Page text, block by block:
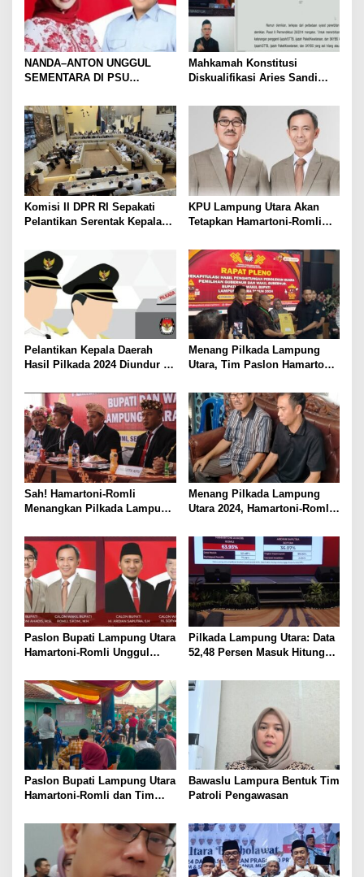
NANDA–ANTON UNGGUL
SEMENTARA DI PSU
COUNT RAKATA Unggul di 8
dari 11 Kecamatan, Tim
Pemenangan Tetap Tunggu
Data Final
Mahkamah Konstitusi
Diskualifikasi Aries Sandi
Pesawaran 2024
Komisi II DPR RI Sepakati
Pelantikan Serentak Kepala
KPU Lampung Utara Akan
Tetapkan Hamartoni-Romli
Bupati Terpilih Besok
Pelantikan Kepala Daerah
Hasil Pilkada 2024 Diundur ke
Menang Pilkada Lampung
Utara, Tim Paslon Hamartoni-
dan Terimakasih Kepada
Semua Pihak
Sah! Hamartoni-Romli
Menangkan Pilkada Lampung
Menang Pilkada Lampung
Utara 2024, Hamartoni-Romli
Masyarakat
Paslon Bupati Lampung Utara
Hamartoni-Romli Unggul
2024
Pilkada Lampung Utara: Data
52,48 Persen Masuk Hitung
Romli Unggul 63,93 Persen
Paslon Bupati Lampung Utara
Hamartoni-Romli dan Tim
Pilkada Serentak
Bawaslu Lampura Bentuk Tim
Patroli Pengawasan